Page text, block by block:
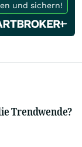
eröffnen und sichern!
Trendwende?